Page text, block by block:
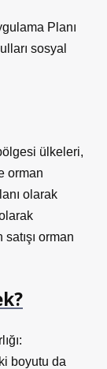
Planı
sosyal
ülkeleri,
orman
olarak
orman
boyutu da